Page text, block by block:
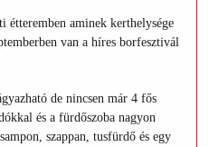
étteremben aminek kerthelysége
van a híres borfesztivál
de nincsen már 4 fős
és a fürdőszoba nagyon
szappan, tusfürdő és egy